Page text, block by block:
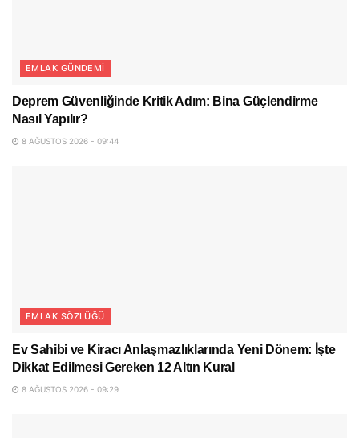
EMLAK GÜNDEMI
Deprem Güvenliğinde Kritik Adım: Bina Güçlendirme
Nasıl Yapılır?
8 AĞUSTOS 2026 - 09:44
EMLAK SÖZLÜĞÜ
Ev Sahibi ve Kiracı Anlaşmazlıklarında Yeni Dönem: İşte
Dikkat Edilmesi Gereken 12 Altın Kural
8 AĞUSTOS 2026 - 09:29